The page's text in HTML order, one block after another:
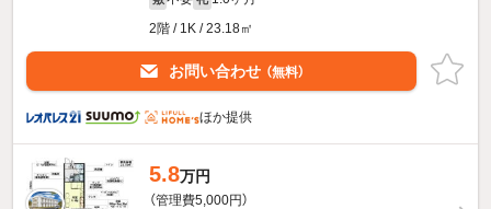
2階 / 1K / 23.18㎡
お問い合わせ （無料）
ほか提供
5.8万円
（管理費5,000円）